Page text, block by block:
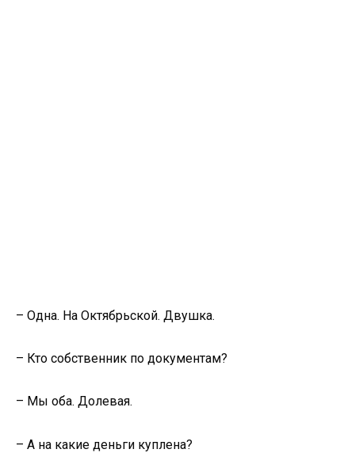
– Одна. На Октябрьской. Двушка.
– Кто собственник по документам?
– Мы оба. Долевая.
– А на какие деньги куплена?